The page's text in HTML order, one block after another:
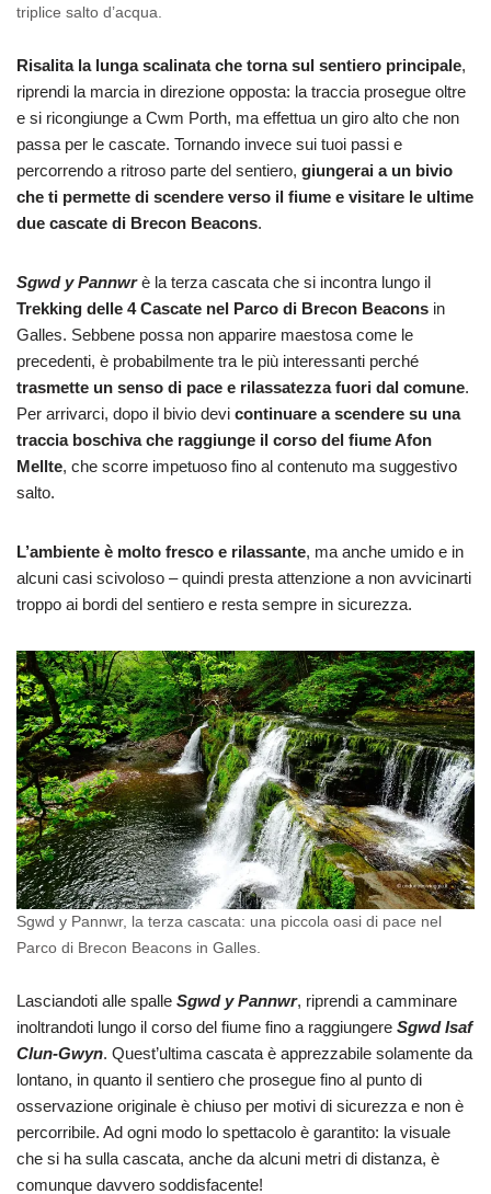
triplice salto d’acqua.
Risalita la lunga scalinata che torna sul sentiero principale,
riprendi la marcia in direzione opposta: la traccia prosegue oltre
e si ricongiunge a Cwm Porth, ma effettua un giro alto che non
passa per le cascate. Tornando invece sui tuoi passi e
percorrendo a ritroso parte del sentiero, giungerai a un bivio
che ti permette di scendere verso il fiume e visitare le ultime
due cascate di Brecon Beacons.
Sgwd y Pannwrè la terza cascata che si incontra lungo il
Trekking delle 4 Cascate nel Parco di Brecon Beacons in
Galles. Sebbene possa non apparire maestosa come le
precedenti, è probabilmente tra le più interessanti perché
trasmette un senso di pace e rilassatezza fuori dal comune.
Per arrivarci, dopo il bivio devi continuare a scendere su una
traccia boschiva che raggiunge il corso del fiume Afon
Mellte, che scorre impetuoso fino al contenuto ma suggestivo
salto.
L’ambiente è molto fresco e rilassante, ma anche umido e in
alcuni casi scivoloso – quindi presta attenzione a non avvicinarti
troppo ai bordi del sentiero e resta sempre in sicurezza.
Sgwd y Pannwr, la terza cascata: una piccola oasi di pace nel
Parco di Brecon Beacons in Galles.
Lasciandoti alle spalle Sgwd y Pannwr, riprendi a camminare
inoltrandoti lungo il corso del fiume fino a raggiungere Sgwd Isaf
Clun-Gwyn. Quest’ultima cascata è apprezzabile solamente da
lontano, in quanto il sentiero che prosegue fino al punto di
osservazione originale è chiuso per motivi di sicurezza e non è
percorribile. Ad ogni modo lo spettacolo è garantito: la visuale
che si ha sulla cascata, anche da alcuni metri di distanza, è
comunque davvero soddisfacente!